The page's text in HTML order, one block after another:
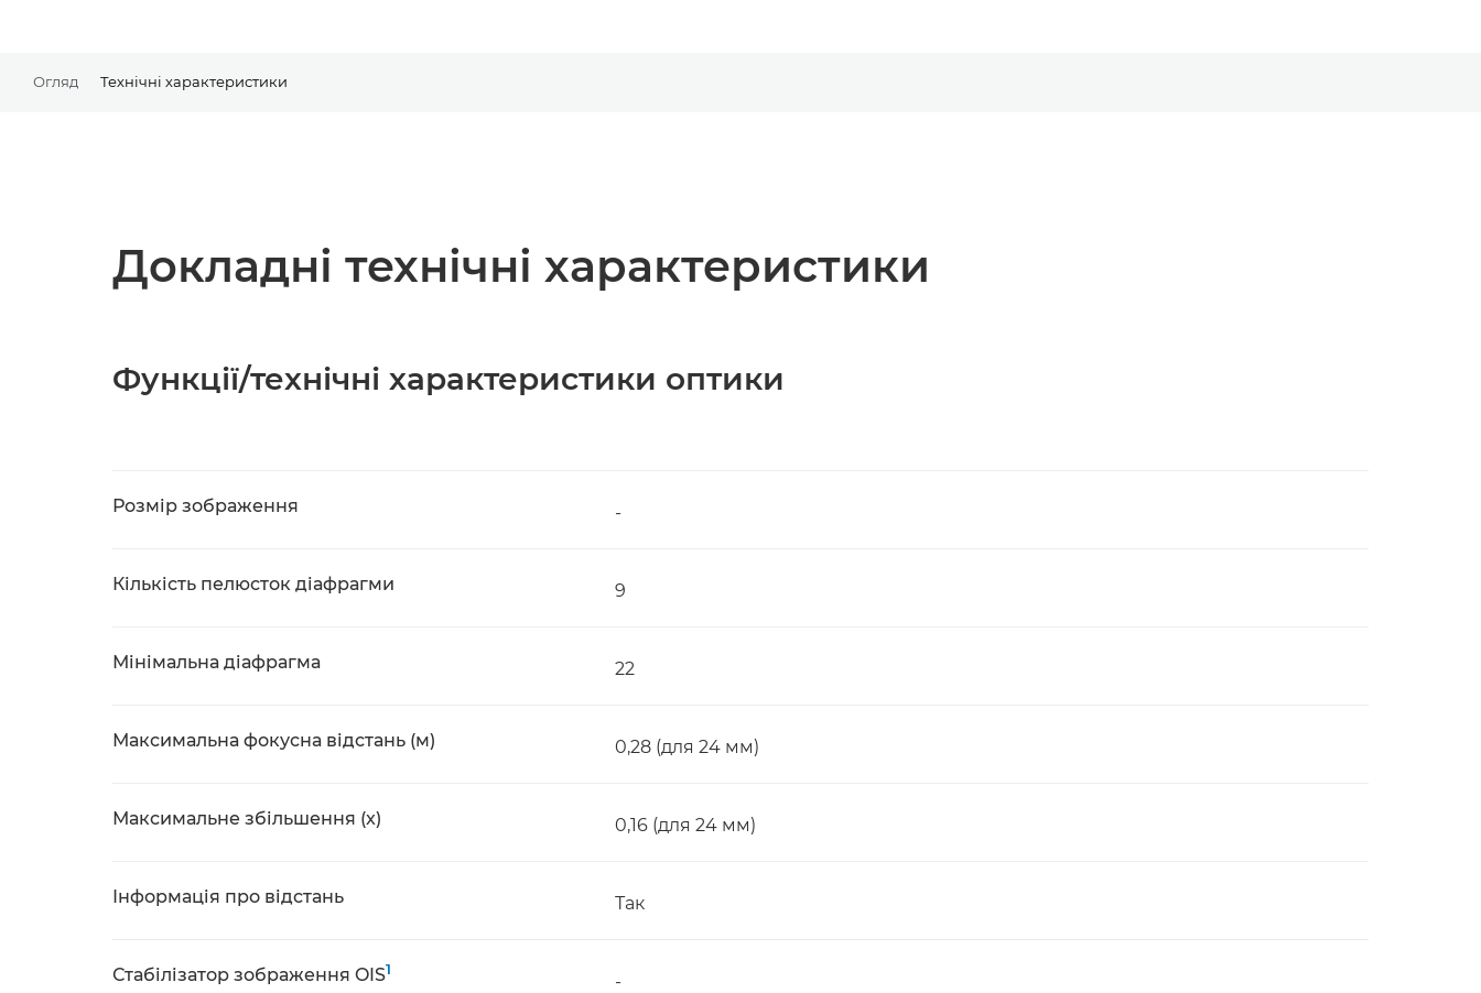
Огляд Технічні характеристики
Докладні технічні характеристики
Функції/технічні характеристики оптики
Розмір зображення -
Кількість пелюсток діафрагми 9
Мінімальна діафрагма 22
Максимальна фокусна відстань (м) 0,28 (для 24 мм)
Максимальне збільшення (x) 0,16 (для 24 мм)
Інформація про відстань Так
Стабілізатор зображення OIS1
-